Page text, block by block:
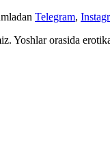
Telegram,
Yoshlar orasida